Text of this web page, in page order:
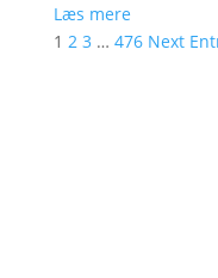
Læs mere
1 2 3 … 476 Next